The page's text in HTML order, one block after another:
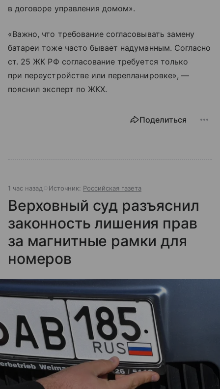
в договоре управления домом».
«Важно, что требование согласовывать замену
батареи тоже часто бывает надуманным. Согласно
ст. 25 ЖК РФ согласование требуется только
при переустройстве или перепланировке», —
пояснил эксперт по ЖКХ.
Поделиться
1 час назад Источник: Российская газета
Верховный суд разъяснил
законность лишения прав
за магнитные рамки для
номеров